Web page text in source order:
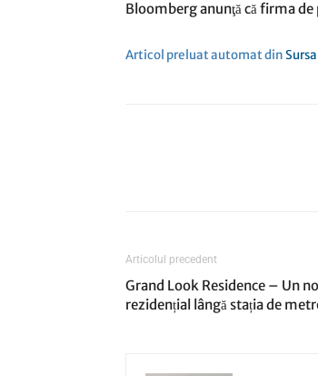
Bloomberg anunţă că firma
Articol preluat automat din
Articolul precedent
Grand Look Residence – Un
rezidențial lângă stația de